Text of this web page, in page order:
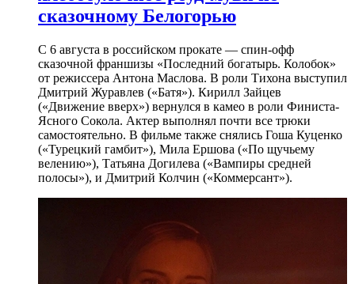
сказочному Белогорью
С 6 августа в российском прокате — спин-офф
сказочной франшизы «Последний богатырь. Колобок»
от режиссера Антона Маслова. В роли Тихона выступил
Дмитрий Журавлев («Батя»). Кирилл Зайцев
(«Движение вверх») вернулся в камео в роли Финиста-
Ясного Сокола. Актер выполнял почти все трюки
самостоятельно. В фильме также снялись Гоша Куценко
(«Турецкий гамбит»), Мила Ершова («По щучьему
велению»), Татьяна Догилева («Вампиры средней
полосы»), и Дмитрий Колчин («Коммерсант»).